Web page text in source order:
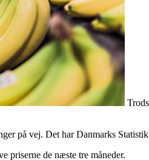
på vej. Det har Danmarks
priserne de næste tre måneder.